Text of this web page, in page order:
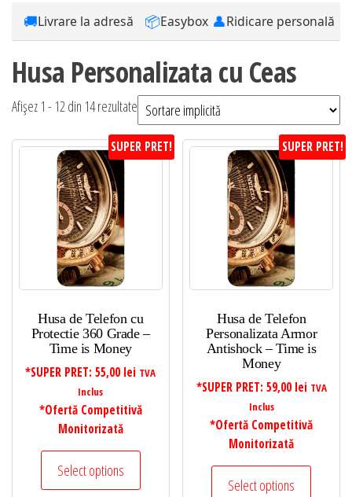
🚚Livrare la adresă 📦Easybox 👤Ridicare personală
Husa Personalizata cu Ceas
Afișez 1 - 12 din 14 rezultate
SUPER PRET!
Husa de Telefon cu
Protectie 360 Grade –
Time is Money
*SUPER PRET:55,00 lei TVA
Inclus
*Ofertă Competitivă
Monitorizată
Select options
SUPER PRET!
Husa de Telefon
Personalizata Armor
Antishock – Time is
Money
*SUPER PRET: 59,00 lei TVA
Inclus
*Ofertă Competitivă
Monitorizată
Select options